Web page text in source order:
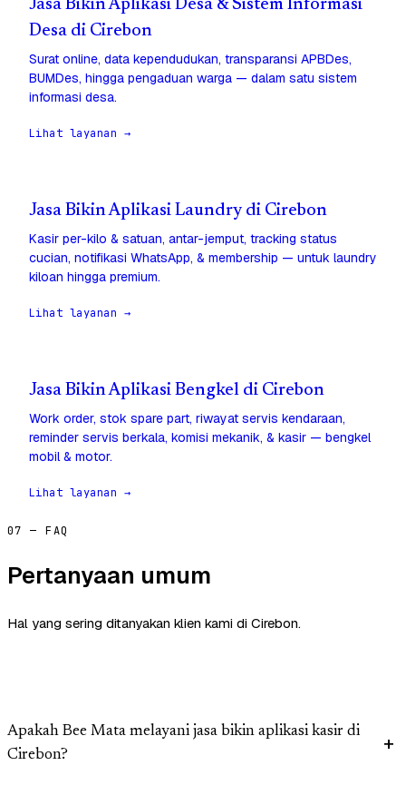
Jasa Bikin Aplikasi Desa & Sistem Informasi
Desa di Cirebon
Surat online, data kependudukan, transparansi APBDes,
BUMDes, hingga pengaduan warga — dalam satu sistem
informasi desa.
Lihat layanan →
Jasa Bikin Aplikasi Laundry di Cirebon
Kasir per-kilo & satuan, antar-jemput, tracking status
cucian, notifikasi WhatsApp, & membership — untuk laundry
kiloan hingga premium.
Lihat layanan →
Jasa Bikin Aplikasi Bengkel di Cirebon
Work order, stok spare part, riwayat servis kendaraan,
reminder servis berkala, komisi mekanik, & kasir — bengkel
mobil & motor.
Lihat layanan →
07 — FAQ
Pertanyaan umum
Hal yang sering ditanyakan klien kami di Cirebon.
Apakah Bee Mata melayani jasa bikin aplikasi kasir di
Cirebon?